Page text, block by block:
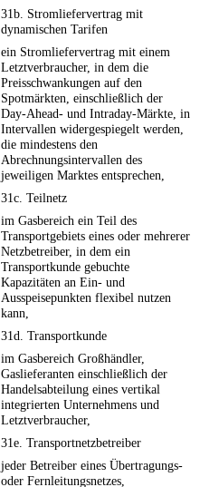
31b. Stromliefervertrag mit
dynamischen Tarifen
ein Stromliefervertrag mit einem
Letztverbraucher, in dem die
Preisschwankungen auf den
Spotmärkten, einschließlich der
Day-Ahead- und Intraday-Märkte, in
Intervallen widergespiegelt werden,
die mindestens den
Abrechnungsintervallen des
jeweiligen Marktes entsprechen,
31c. Teilnetz
im Gasbereich ein Teil des
Transportgebiets eines oder mehrerer
Netzbetreiber, in dem ein
Transportkunde gebuchte
Kapazitäten an Ein- und
Ausspeisepunkten flexibel nutzen
kann,
31d. Transportkunde
im Gasbereich Großhändler,
Gaslieferanten einschließlich der
Handelsabteilung eines vertikal
integrierten Unternehmens und
Letztverbraucher,
31e. Transportnetzbetreiber
jeder Betreiber eines Übertragungs-
oder Fernleitungsnetzes,